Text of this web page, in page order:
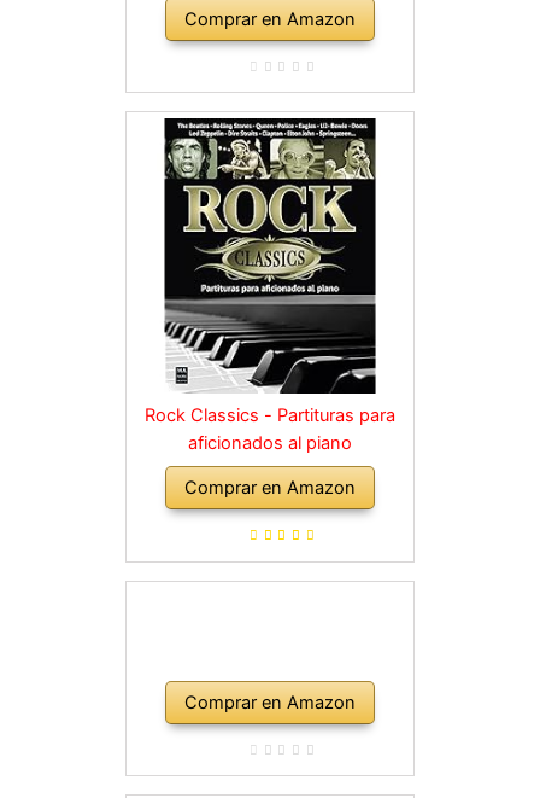
Comprar en Amazon
Rock Classics - Partituras para
aficionados al piano
Comprar en Amazon
Comprar en Amazon